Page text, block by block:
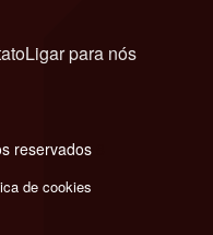
Ligar para nós
reservados
de cookies